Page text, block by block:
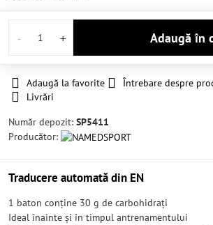
Adaugă în
Adaugă la favorite Întrebare despre
Livrări
Număr depozit: SP5411
Producător:
Traducere automată din EN
1 baton conține 30 g de carbohidrați
Ideal înainte și în timpul antrenamentului